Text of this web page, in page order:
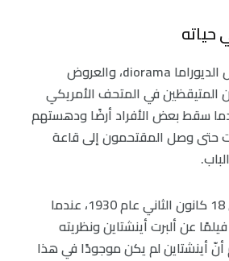
اقتحم حشدٌ من الناس الديوراما diorama، والعروض
المتيقظين في المتحف الأمريكي
سقط بعض الأفراد أرضًا ودهستهم
حتى وصل المقتحمون إلى قاعة
كل ما سبق حدث في 18 كانون الثاني عام 1930، عندما
عن ألبرت أينشتاين ونظريته
أنّ أينشتاين لم يكن موجودًا في هذا